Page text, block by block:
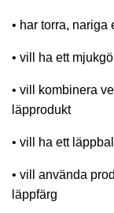
• har torra, nariga
• vill ha ett
• vill kombinera
läpprodukt
• vill ha ett
• vill använda
läppfärg